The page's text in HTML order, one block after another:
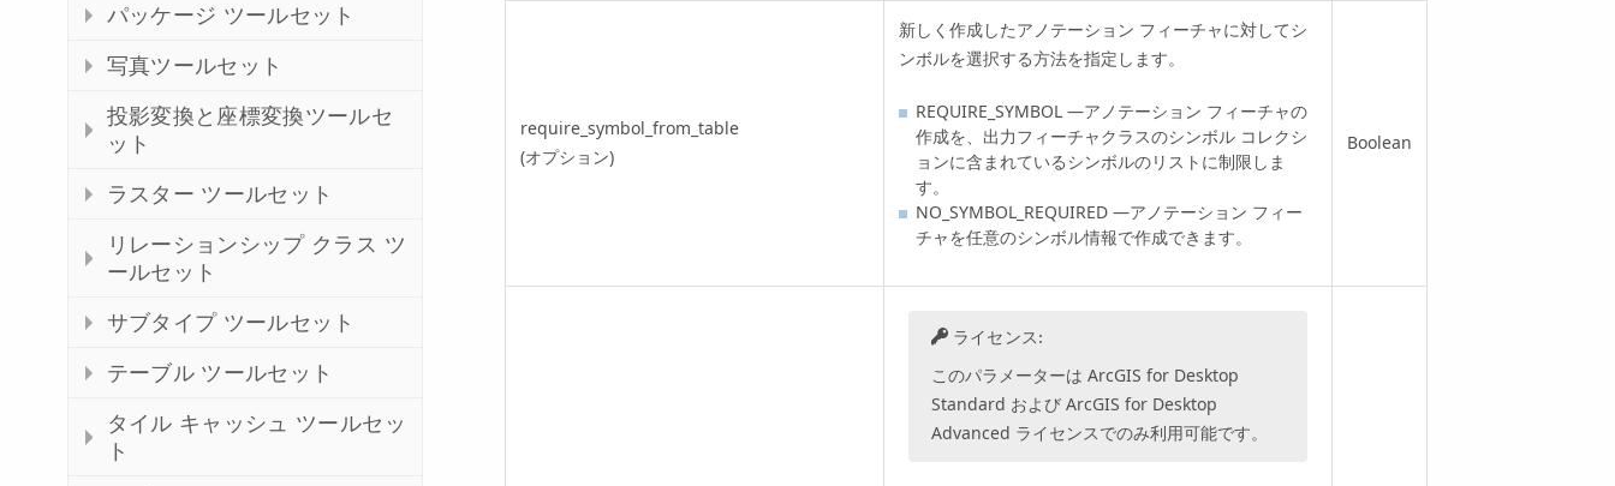
パッケージ ツールセット
写真ツールセット
投影変換と座標変換ツールセ
ット
ラスター ツールセット
リレーションシップ クラス ツ
ールセット
サブタイプ ツールセット
テーブル ツールセット
タイル キャッシュ ツールセッ
ト
require_symbol_from_table
(オプション)
新しく作成したアノテーション フィーチャに対してシ
ンボルを選択する方法を指定します。
REQUIRE_SYMBOL —アノテーション フィーチャの
作成を、出力フィーチャクラスのシンボル コレクシ
ョンに含まれているシンボルのリストに制限しま
す。
NO_SYMBOL_REQUIRED —アノテーション フィー
チャを任意のシンボル情報で作成できます。
Boolean
ライセンス:
このパラメーターは ArcGIS for Desktop
Standard および ArcGIS for Desktop
Advanced ライセンスでのみ利用可能です。